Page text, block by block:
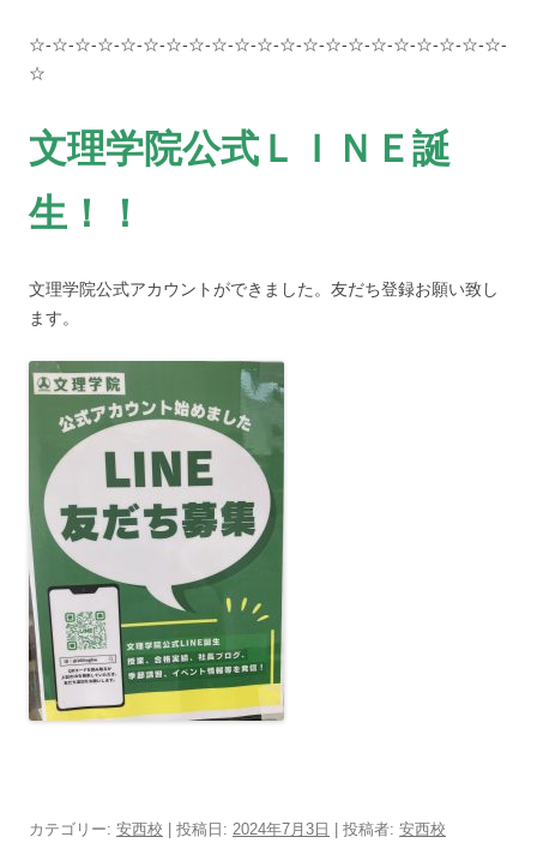
☆-☆-☆-☆-☆-☆-☆-☆-☆-☆-☆-☆-☆-☆-☆-☆-☆-☆-☆-☆-☆-
☆
文理学院公式ＬＩＮＥ誕
生！！
文理学院公式アカウントができました。友だち登録お願い致し
ます。
カテゴリー: 安西校 | 投稿日: 2024年7月3日 投稿者: 安西校